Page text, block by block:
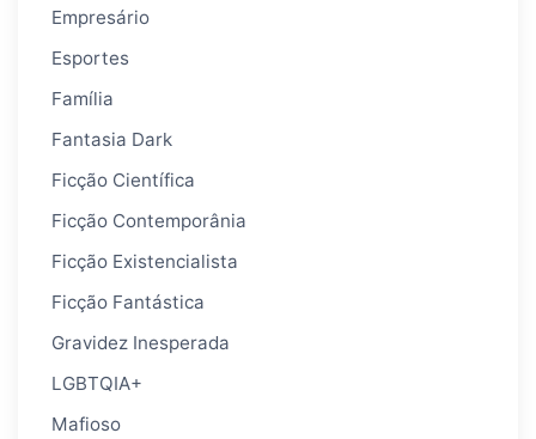
Empresário
Esportes
Família
Fantasia Dark
Ficção Científica
Ficção Contemporânia
Ficção Existencialista
Ficção Fantástica
Gravidez Inesperada
LGBTQIA+
Mafioso